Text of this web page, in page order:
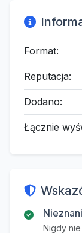
Format:
Reputacja:
Dodano:
Łącznie
Nigdy